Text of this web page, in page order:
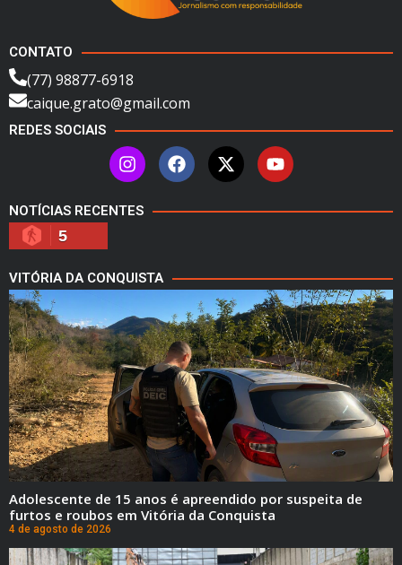
CONTATO
(77) 98877-6918
caique.grato@gmail.com
REDES SOCIAIS
NOTÍCIAS RECENTES
5
VITÓRIA DA CONQUISTA
Adolescente de 15 anos é apreendido por suspeita de
furtos e roubos em Vitória da Conquista
4 de agosto de 2026